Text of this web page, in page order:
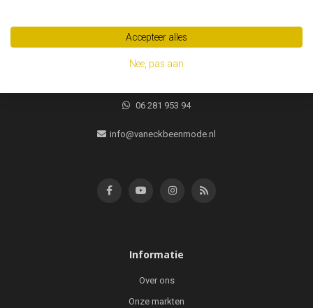
1311 HK
Almere, Nederland
06 281 953 94
info@vaneckbeenmode.nl
Informatie
Over ons
Onze markten
Accepteer alles
Nee, pas aan